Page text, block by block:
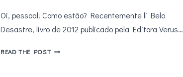
Oi, pessoal! Como estão? Recentemente li Belo
Desastre, livro de 2012 publicado pela Editora Verus…
READ THE POSTBELO